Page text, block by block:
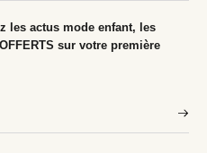
les actus mode enfant, les
sur votre première